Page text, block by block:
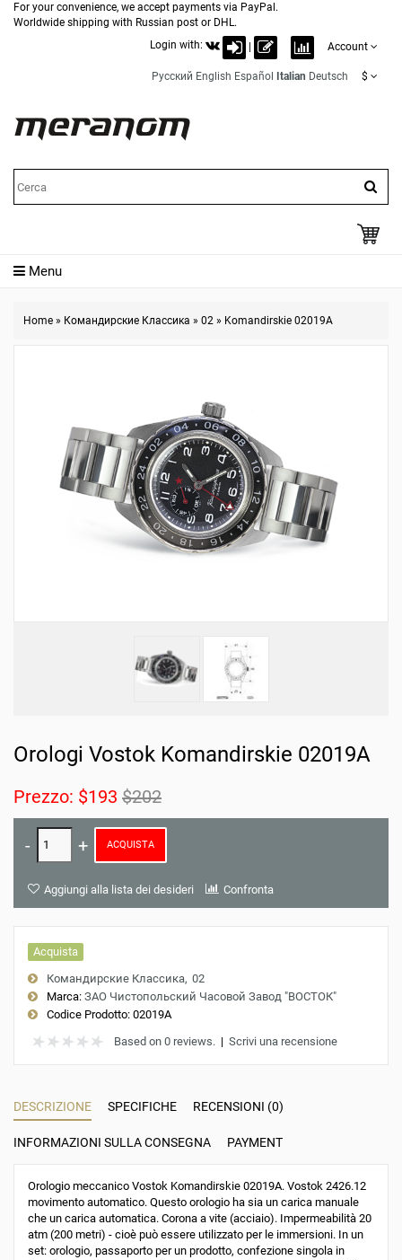
For your convenience, we accept payments via PayPal.
Worldwide shipping with Russian post or DHL.
Login with:
Account
Русский English Español Italian Deutsch $
Menu
Home » Командирские Классика » 02 » Komandirskie 02019A
Orologi Vostok Komandirskie 02019A
Prezzo: $193 $202
ACQUISTA
Aggiungi alla lista dei desideri Confronta
Acquista
Командирские Классика 02
Marca: ЗАО Чистопольский Часовой Завод "ВОСТОК"
Codice Prodotto: 02019A
Based on 0 reviews. | Scrivi una recensione
DESCRIZIONE SPECIFICHE RECENSIONI (0)
INFORMAZIONI SULLA CONSEGNA PAYMENT
Orologio meccanico Vostok Komandirskie 02019A. Vostok 2426.12
movimento automatico. Questo orologio ha sia un carica manuale
che un carica automatica. Corona a vite (acciaio). Impermeabilità 20
atm (200 metri) - cioè può essere utilizzato per le immersioni. In un
set: orologio, passaporto per un prodotto, confezione singola in